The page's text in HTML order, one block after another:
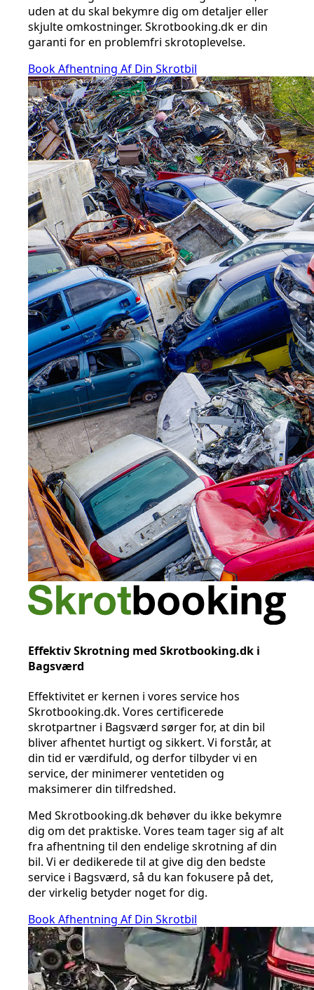
uden at du skal bekymre dig om detaljer eller
skjulte omkostninger. Skrotbooking.dk er din
garanti for en problemfri skrotoplevelse.
Book Afhentning Af Din Skrotbil
Effektiv Skrotning med Skrotbooking.dk i
Bagsværd
Effektivitet er kernen i vores service hos
Skrotbooking.dk. Vores certificerede
skrotpartner i Bagsværd sørger for, at din bil
bliver afhentet hurtigt og sikkert. Vi forstår, at
din tid er værdifuld, og derfor tilbyder vi en
service, der minimerer ventetiden og
maksimerer din tilfredshed.
Med Skrotbooking.dk behøver du ikke bekymre
dig om det praktiske. Vores team tager sig af alt
fra afhentning til den endelige skrotning af din
bil. Vi er dedikerede til at give dig den bedste
service i Bagsværd, så du kan fokusere på det,
der virkelig betyder noget for dig.
Book Afhentning Af Din Skrotbil